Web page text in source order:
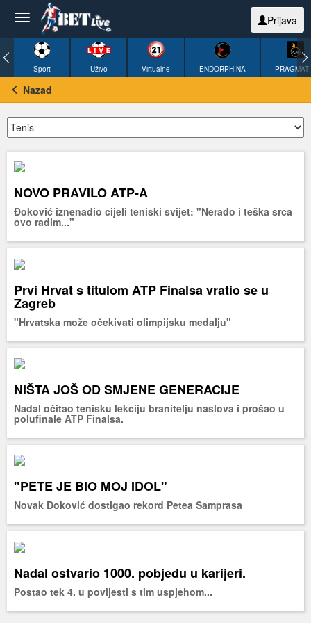
Prijava
Sport Uživo Virtualne ENDORPHINA
Nazad
NOVO PRAVILO ATP-A
Đoković iznenadio cijeli teniski svijet: "Nerado i teška srca
ovo radim..."
Prvi Hrvat s titulom ATP Finalsa vratio se u
Zagreb
"Hrvatska može očekivati olimpijsku medalju"
NIŠTA JOŠ OD SMJENE GENERACIJE
Nadal očitao tenisku lekciju branitelju naslova i prošao u
polufinale ATP Finalsa.
"PETE JE BIO MOJ IDOL"
Novak Đoković dostigao rekord Petea Samprasa
Nadal ostvario 1000. pobjedu u karijeri.
Postao tek 4. u povijesti s tim uspjehom...